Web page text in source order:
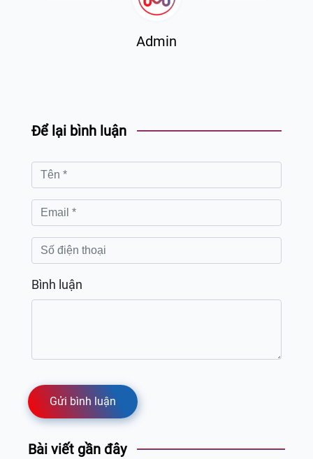
Admin
Để lại bình luận
Bình luận
Gửi bình luận
Bài viết gần đây